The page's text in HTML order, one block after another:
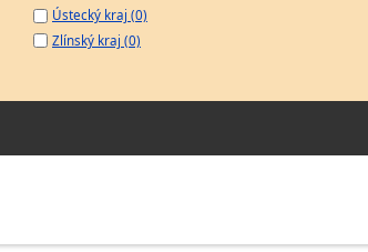
Ústecký kraj (0)
Zlínský kraj (0)